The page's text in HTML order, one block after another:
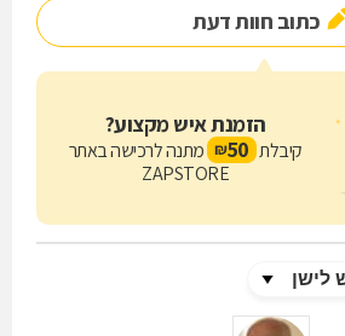
ואימות מסמכים משפטיים ואימות חתימות
משכנתאות. הגישה המקצועית מתאפיינת במתן
יחס אישי וזמינות מירבית, כאשר החל משלב
הלקוחות שירות המתבסס על ידע משפטי נרחב
ליצור קשר לקבלת ייעוץ משפטי מקיף וליהנות
קורת גג אחת.
כתוב חוות דעת
הזמנת איש מקצוע?
קיבלת 50
₪ מתנה לרכישה באתר
ZAPSTORE